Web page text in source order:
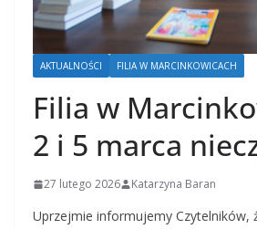
AKTUALNOŚCI FILIA W MARCINKOWICACH
Filia w
2 i 5 marca
27 lutego 2026 Katarzyna Baran
Uprzejmie informujemy Czytelników,